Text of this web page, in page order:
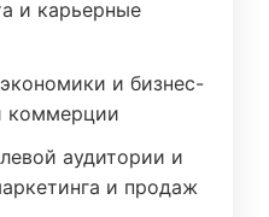
и карьерные
и бизнес-
коммерции
аудитории и
и продаж